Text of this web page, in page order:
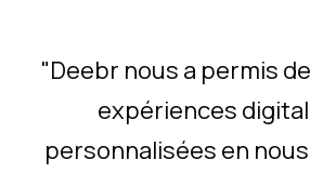
"Deebr nous a permis
expériences
personnalisées en